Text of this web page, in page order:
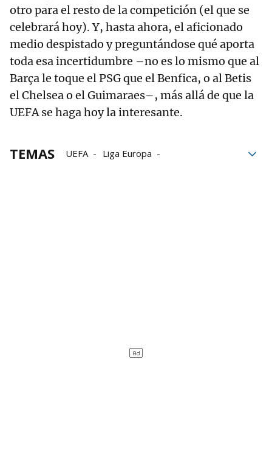
otro para el resto de la competición (el que se
celebrará hoy). Y, hasta ahora, el aficionado
medio despistado y preguntándose qué aporta
toda esa incertidumbre –no es lo mismo que al
Barça le toque el PSG que el Benfica, o al Betis
el Chelsea o el Guimaraes–, más allá de que la
UEFA se haga hoy la interesante.
TEMAS UEFA
Liga Europa